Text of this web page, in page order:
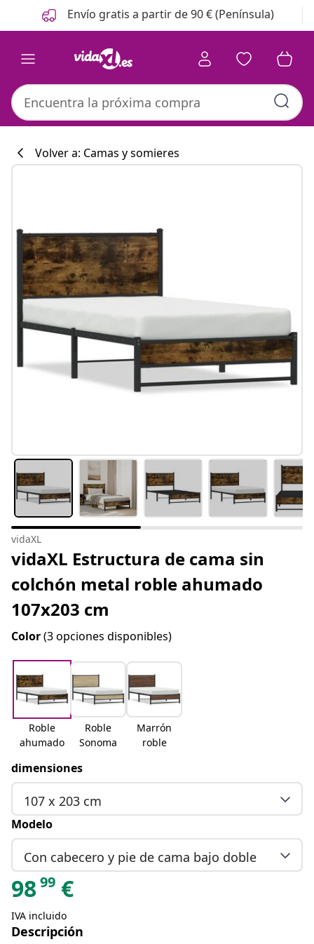
Anterior
Siguiente Envío gratis a partir de 90 € (Península)
#sharemevidaxl
Volver a: Camas y somieres
vidaXL
vidaXL Estructura de cama sin
colchón metal roble ahumado
107x203 cm
Color(3 opciones disponibles)
Roble
ahumado
Roble
Sonoma
Marrón
roble
dimensiones
107 x 203 cm
Modelo
Con cabecero y pie de cama bajo doble
9899 €
IVA incluido
Descripción